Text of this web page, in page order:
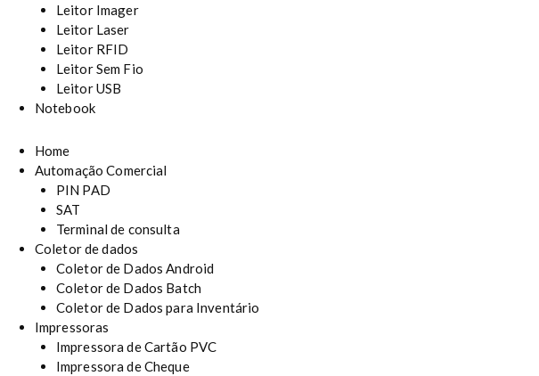
Leitor Imager
Leitor Laser
Leitor RFID
Leitor Sem Fio
Leitor USB
Notebook
Home
Automação Comercial
PIN PAD
SAT
Terminal de consulta
Coletor de dados
Coletor de Dados Android
Coletor de Dados Batch
Coletor de Dados para Inventário
Impressoras
Impressora de Cartão PVC
Impressora de Cheque